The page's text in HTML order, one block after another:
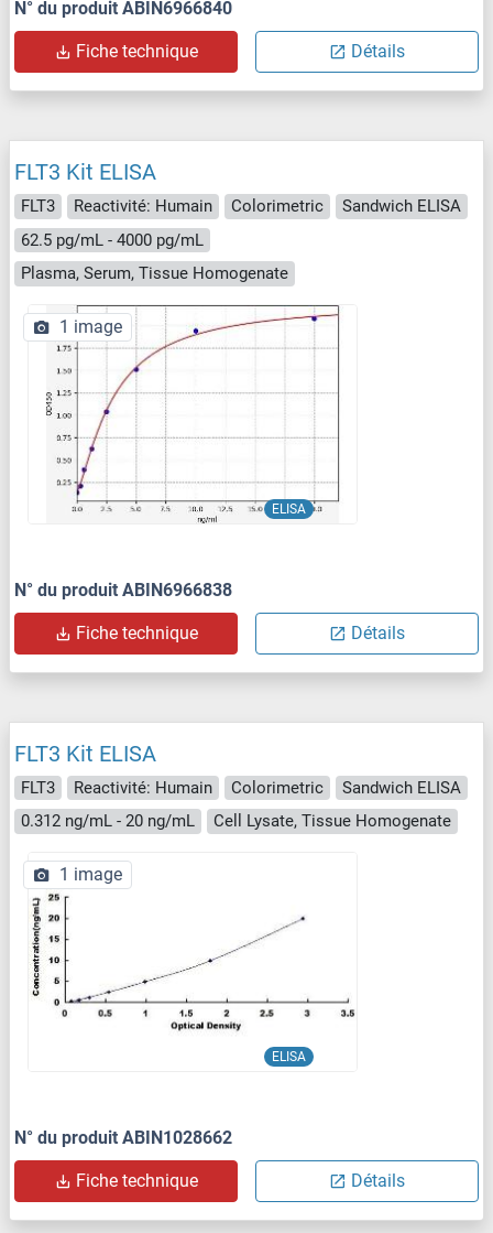
N° du produit ABIN6966840
Fiche technique Détails
FLT3 Kit ELISA
FLT3 Reactivité: Humain Colorimetric
Sandwich ELISA
62.5 pg/mL - 4000 pg/mL
Plasma, Serum, Tissue Homogenate
ELISA
1 image
N° du produit ABIN6966838
Fiche technique Détails
FLT3 Kit ELISA
FLT3 Reactivité: Humain Colorimetric
Sandwich ELISA
0.312 ng/mL - 20 ng/mL
Cell Lysate, Tissue Homogenate
ELISA
1 image
N° du produit ABIN1028662
Fiche technique Détails